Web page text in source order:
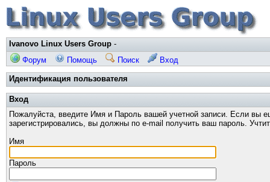
Ivanovo Linux Users Group -
Форум
Помощь Поиск Вход
Идентификация пользователя
Вход
Пожалуйста, введите Имя и Пароль вашей учетной записи. Если вы
зарегистрировались, вы должны по e-mail получить ваш пароль.
Имя
Пароль